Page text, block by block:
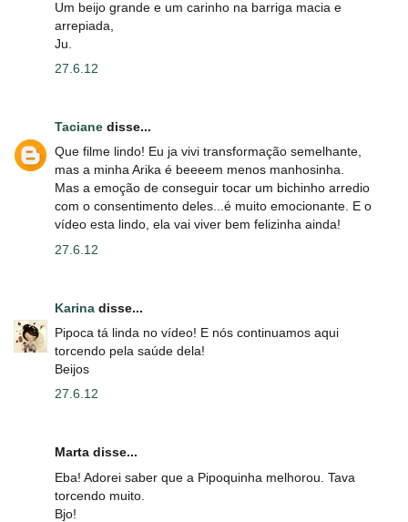
Um beijo grande e um carinho na barriga macia e
arrepiada,
Ju.
27.6.12
Taciane disse...
Que filme lindo! Eu ja vivi transformação semelhante,
mas a minha Arika é beeeem menos manhosinha.
Mas a emoção de conseguir tocar um bichinho arredio
com o consentimento deles...é muito emocionante. E o
vídeo esta lindo, ela vai viver bem felizinha ainda!
27.6.12
Karina disse...
Pipoca tá linda no vídeo! E nós continuamos aqui
torcendo pela saúde dela!
Beijos
27.6.12
Marta disse...
Eba! Adorei saber que a Pipoquinha melhorou. Tava
torcendo muito.
Bjo!